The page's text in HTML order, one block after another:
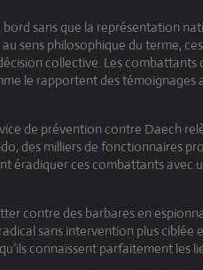
sans que la représentation
sens philosophique du terme,
collective. Les combattants
le rapportent des témoignages
de prévention contre Daech
des milliers de fonctionnaires
éradiquer ces combattants avec
contre des barbares en
sans intervention plus ciblée
connaissent parfaitement les